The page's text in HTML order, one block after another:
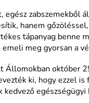
egész zabszemekből
hanem
tápanyag benne
meg gyorsan a
Állomokban október
ki, hogy ezzel
egészségügyi